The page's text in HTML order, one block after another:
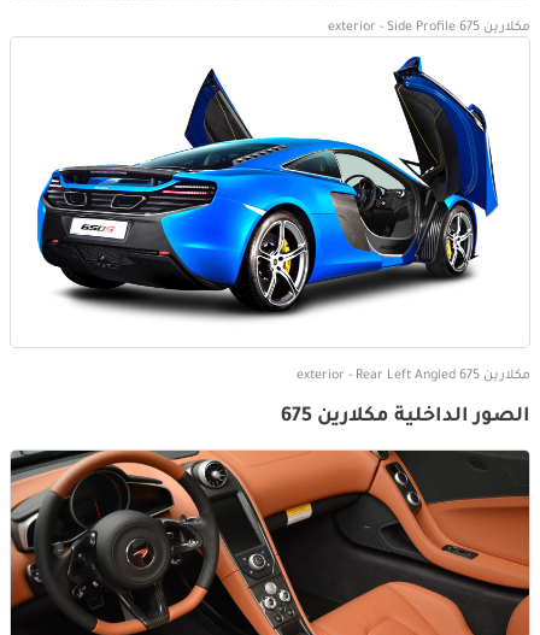
مكلارين 675 exterior - Side Profile
مكلارين 675 exterior - Rear Left Angled
الصور الداخلية مكلارين 675